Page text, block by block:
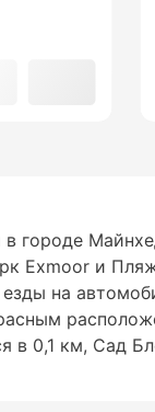
в городе
Exmoor и
на
в 0,1 км, Сад